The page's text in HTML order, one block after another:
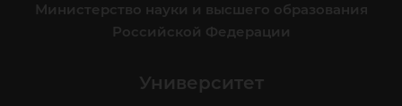
Министерство науки и высшего образования
Российской Федерации
Университет